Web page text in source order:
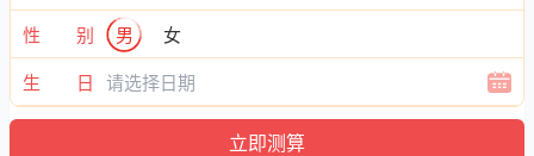
性 别
男
女
生 日